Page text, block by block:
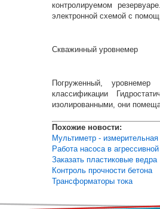
контролируемом
электронной схемой с
Скважинный уровнемер
Погруженный, уровнемер
классификации
изолированными, они
Похожие новости:
Мультиметр -
Работа насоса в
Заказать пластиковые ведра
Контроль прочности бетона
Трансформаторы тока